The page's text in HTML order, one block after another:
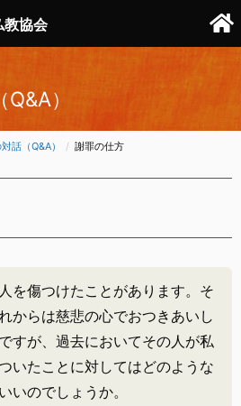
教協会
）
話（Q&A） CURRENT:
謝罪の仕方
を傷つけたことがあります。そ
からは慈悲の心でおつきあいし
すが、過去においてその人が私
いたことに対してはどのような
いのでしょうか。